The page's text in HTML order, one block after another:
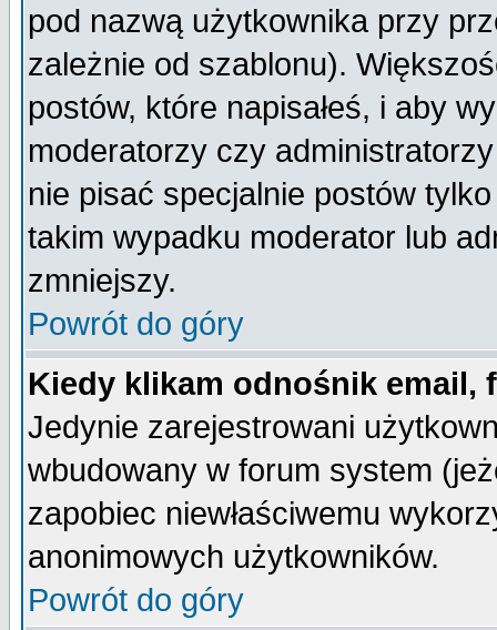
pod nazwą użytkownika przy
zależnie od szablonu).
postów, które napisałeś, i aby
moderatorzy czy
nie pisać specjalnie postów
takim wypadku moderator lub
zmniejszy.
Powrót do góry
Kiedy klikam odnośnik email,
Jedynie zarejestrowani
wbudowany w forum system
zapobiec niewłaściwemu
anonimowych użytkowników.
Powrót do góry